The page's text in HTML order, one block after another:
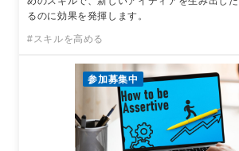
るのに効果を発揮します。
#スキルを高める
参加募集中